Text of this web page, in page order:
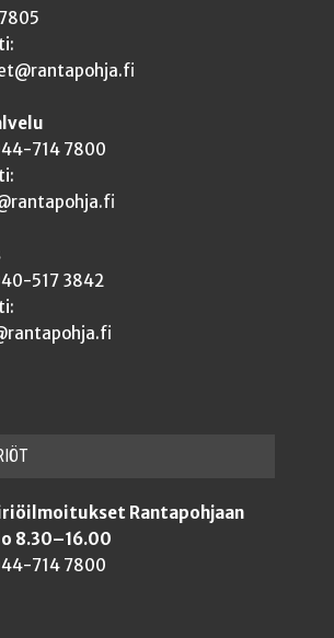
714 7800
517 3842
Rantapohjaan
8.30–16.00
714 7800